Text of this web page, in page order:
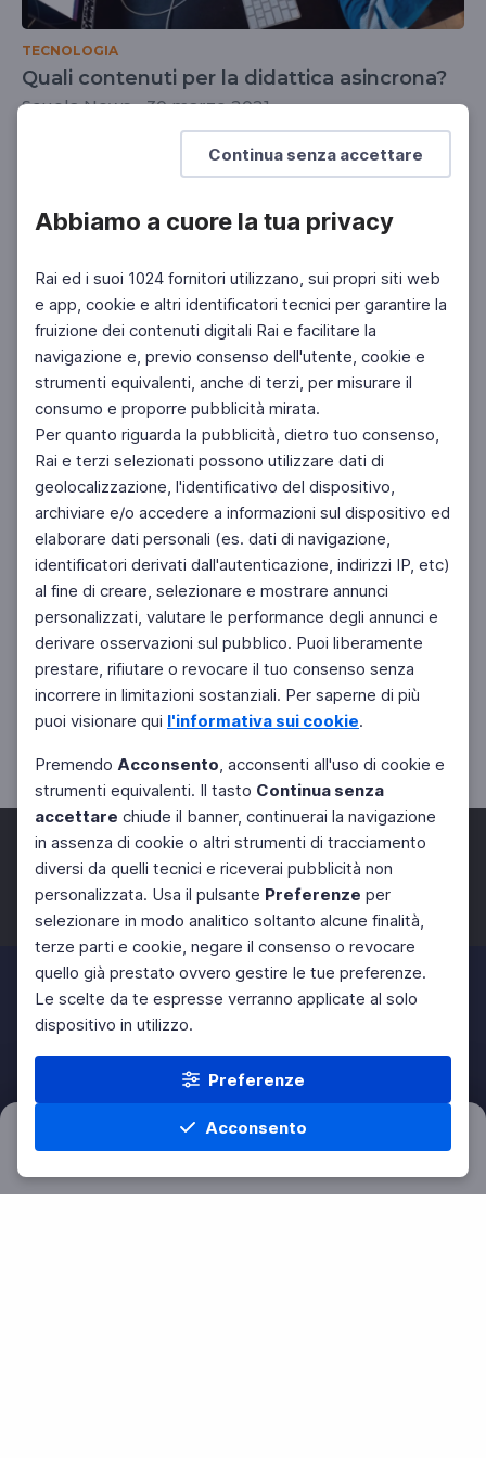
Continua senza accettare
Abbiamo a cuore la tua privacy
Rai ed i suoi 1024 fornitori utilizzano, sui propri siti web
e app, cookie e altri identificatori tecnici per garantire la
fruizione dei contenuti digitali Rai e facilitare la
navigazione e, previo consenso dell'utente, cookie e
strumenti equivalenti, anche di terzi, per misurare il
consumo e proporre pubblicità mirata.
Per quanto riguarda la pubblicità, dietro tuo consenso,
Rai e terzi selezionati possono utilizzare dati di
geolocalizzazione, l'identificativo del dispositivo,
archiviare e/o accedere a informazioni sul dispositivo ed
elaborare dati personali (es. dati di navigazione,
identificatori derivati dall'autenticazione, indirizzi IP, etc)
al fine di creare, selezionare e mostrare annunci
personalizzati, valutare le performance degli annunci e
derivare osservazioni sul pubblico. Puoi liberamente
prestare, rifiutare o revocare il tuo consenso senza
incorrere in limitazioni sostanziali. Per saperne di più
puoi visionare qui l'informativa sui cookie.
Premendo Acconsento, acconsenti all'uso di cookie e
strumenti equivalenti. Il tasto Continua senza
accettare chiude il banner, continuerai la navigazione
in assenza di cookie o altri strumenti di tracciamento
diversi da quelli tecnici e riceverai pubblicità non
personalizzata. Usa il pulsante Preferenze per
selezionare in modo analitico soltanto alcune finalità,
terze parti e cookie, negare il consenso o revocare
quello già prestato ovvero gestire le tue preferenze.
Le scelte da te espresse verranno applicate al solo
dispositivo in utilizzo.
Preferenze
Acconsento
Home Materie Cerca Menu
TECNOLOGIA
Quali contenuti per la didattica asincrona?
Scuola News - 30 marzo 2021
Filtri Azzera
Facebook Twitter Instagram